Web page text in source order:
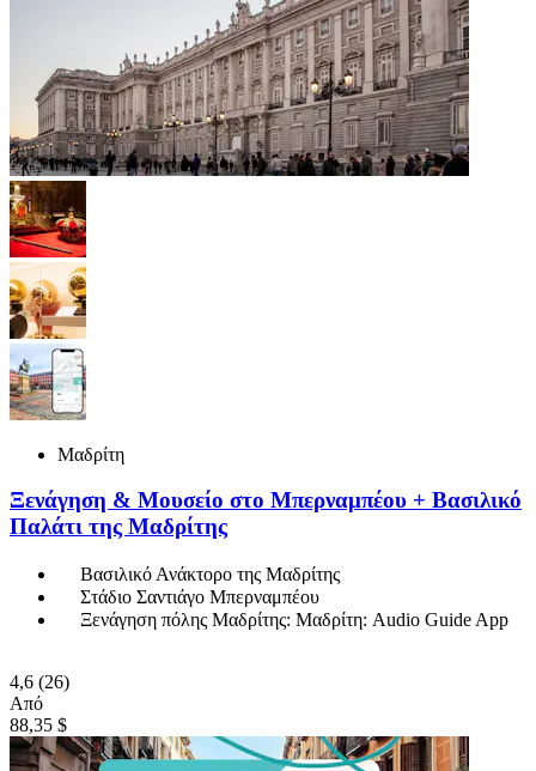
Μαδρίτη
Ξενάγηση & Μουσείο στο Μπερναμπέου + Βασιλικό
Παλάτι της Μαδρίτης
Βασιλικό Ανάκτορο της Μαδρίτης
Στάδιο Σαντιάγο Μπερναμπέου
Ξενάγηση πόλης Μαδρίτης: Μαδρίτη: Audio Guide App
4,6 (26)
Από
88,35 $